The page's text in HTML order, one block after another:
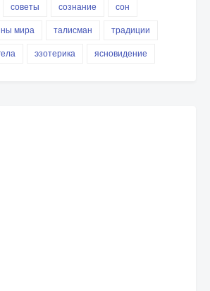
советы сознание
сон
мира талисман
традиции
эзотерика ясновидение